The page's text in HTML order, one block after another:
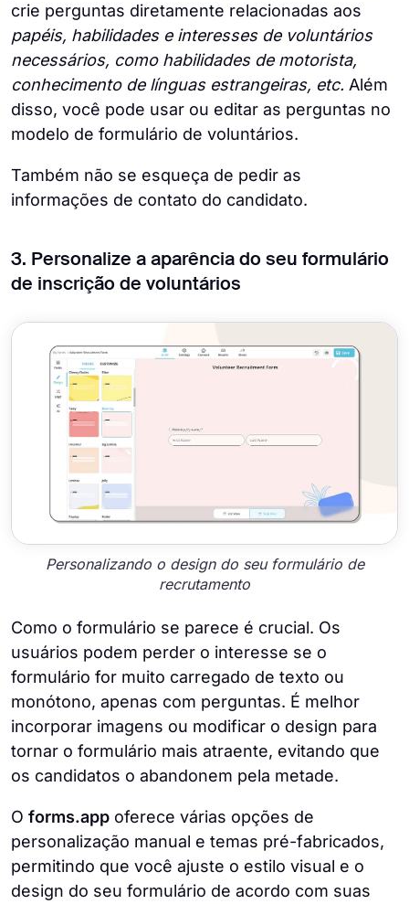
crie perguntas diretamente relacionadas aos
papéis, habilidades e interesses de voluntários
necessários, como habilidades de motorista,
conhecimento de línguas estrangeiras, etc. Além
disso, você pode usar ou editar as perguntas no
modelo de formulário de voluntários.
Também não se esqueça de pedir as
informações de contato do candidato.
3. Personalize a aparência do seu formulário
de inscrição de voluntários
Personalizando o design do seu formulário de
recrutamento
Como o formulário se parece é crucial. Os
usuários podem perder o interesse se o
formulário for muito carregado de texto ou
monótono, apenas com perguntas. É melhor
incorporar imagens ou modificar o design para
tornar o formulário mais atraente, evitando que
os candidatos o abandonem pela metade.
O forms.app oferece várias opções de
personalização manual e temas pré-fabricados,
permitindo que você ajuste o estilo visual e o
design do seu formulário de acordo com suas